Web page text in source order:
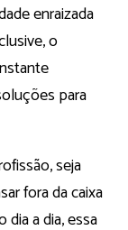
enraizada
o
para
seja
fora da caixa
a dia, essa